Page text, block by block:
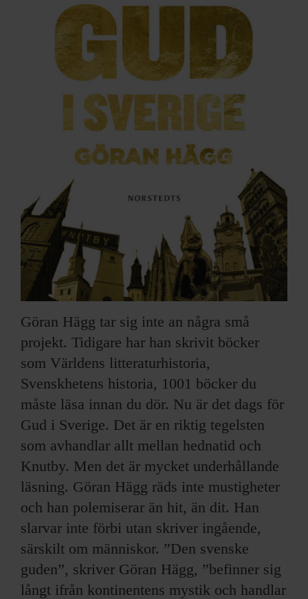
SKRIV I F&F
PRENUMERERA PÅ F&F
ANNONSERA I F&F
Göran Hägg tar sig inte an några små
projekt. Tidigare har han skrivit böcker
som Världens litteraturhistoria,
Svenskhetens historia, 1001 böcker du
måste läsa innan du dör. Nu är det dags för
Gud i Sverige. Det är en riktig tegelsten
som avhandlar allt mellan hednatid och
Knutby. Men det är mycket underhållande
läsning. Göran Hägg räds inte mustigheter
och han polemiserar än hit, än dit. Han
slarvar inte förbi utan skriver ingående,
särskilt om människor. ”Den svenske
guden”, skriver Göran Hägg, ”befinner sig
långt ifrån kontinentens mystik och handlar